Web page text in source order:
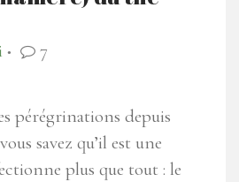
● 7
pérégrinations depuis
savez qu’il est une
plus que tout : le